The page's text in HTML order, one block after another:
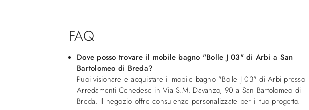
FAQ
Dove posso trovare il mobile bagno "Bolle J 03" di Arbi a San
Bartolomeo di Breda?
Puoi visionare e acquistare il mobile bagno "Bolle J 03" di Arbi presso
Arredamenti Cenedese in Via S.M. Davanzo, 90 a San Bartolomeo di
Breda. Il negozio offre consulenze personalizzate per il tuo progetto.